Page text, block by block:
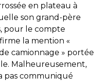
en plateau à
son grand-père
pour le compte
la mention «
camionnage » portée
Malheureusement,
pas communiqué